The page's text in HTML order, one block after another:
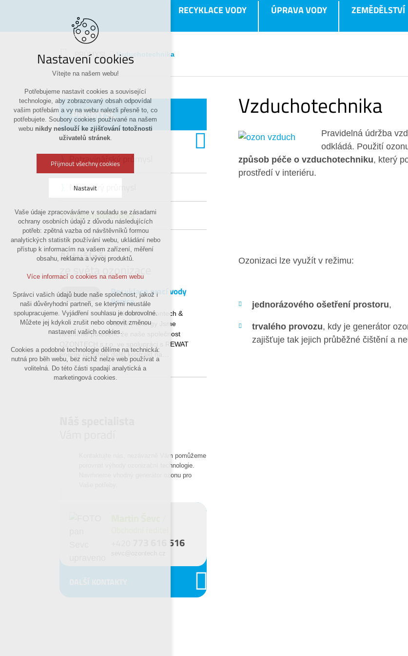
RECYKLACE VODY ÚPRAVA VODY ZEMĚDĚLSTVÍ
PRŮMYSL Vzduchotechnika
Vzduchotechnika
Pravidelná údržba
odkládá. Použití
způsob péče o vzduchotechniku, který
prostředí v interiéru.
Ozonizaci lze využít v režimu:
jednorázového ošetření prostoru,
trvalého provozu, kdy je generátor
zajišťuje tak jejich průběžné čištění a
PRŮMYSL
Potravinářský průmysl
Nápojový průmysl
Vzduchotechnika
Aktuálně
ze světa ozonizace
8. 9. 2025 Recyklace prací vody
Benice
♻️ Aktualita Ozontech &
REWAT energy Jsme
nesmírně potěšeni, že naše společnost
OZONTECH s.r.o. ve spolupráci s REWAT
energy uzavřela další kontrakt na…
Kontaktujte nás, nezávazně Vám pomůžeme
porovnat výhody ozonizační technologie.
Navrhneme vhodný generátor ozonu pro
773 616 516
Nastavení cookies
Vítejte na našem webu!
Potřebujeme nastavit cookies a související
technologie, aby zobrazovaný obsah odpovídal
vašim potřebám a vy na webu nalezli přesně to, co
potřebujete. Soubory cookies používané na našem
webu nikdy neslouží ke zjišťování totožnosti
uživatelů stránek.
Přijmout všechny cookies
Nastavit
Technická cookies
nutná pro provozování webu
udržení kontextu stránek (session): případná
přihlášení, volby jazyka, apod.
Volitelná cookies
analytická pro anonymizované vyhodnocení
marketingová cookies (Google)
Více informací o cookies na našem webu
Odmítnout vše
Vaše údaje zpracováváme v souladu se zásadami
ochrany osobních údajů z důvodu následujících
potřeb: zpětná vazba od návštěvníků formou
analytických statistik používání webu, ukládání nebo
přístup k informacím na vašem zařízení, měření
obsahu, reklama a vývoj produktů.
Více informací o cookies na našem webu
Správci vašich údajů bude naše společnost, jakož i
naši důvěryhodní partneři, se kterými neustále
spolupracujeme. Vyjádření souhlasu je dobrovolné.
Můžete jej kdykoli zrušit nebo obnovit změnou
nastavení vašich cookies.
Cookies a podobné technologie dělíme na technická:
nutná pro běh webu, bez nichž nelze web používat a
volitelná. Do této části spadají analytická a
marketingová cookies.